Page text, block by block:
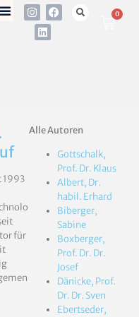
0
1993
für
Alle Autoren
Gottschalk,
Prof. Dr. Klaus
Albert, Dr.
habil. Erhard
Biberger,
Sabine
Boxberger,
Prof. Dr. Dr.
Josef
Dänicke, Prof.
Dr. Dr. Sven
Ebertseder,